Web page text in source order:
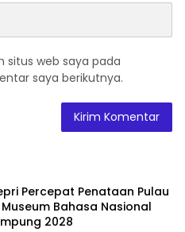
situs web saya pada
saya berikutnya.
Percepat Penataan Pulau
Bahasa Nasional
2028